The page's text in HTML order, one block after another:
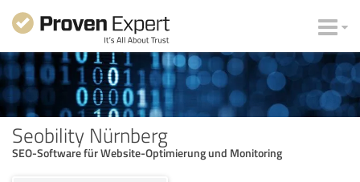
Seobility Nürnberg
SEO-Software für Website-Optimierung und Monitoring